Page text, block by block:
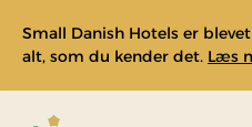
Small Danish Hotels er
alt, som du kender det. Læs